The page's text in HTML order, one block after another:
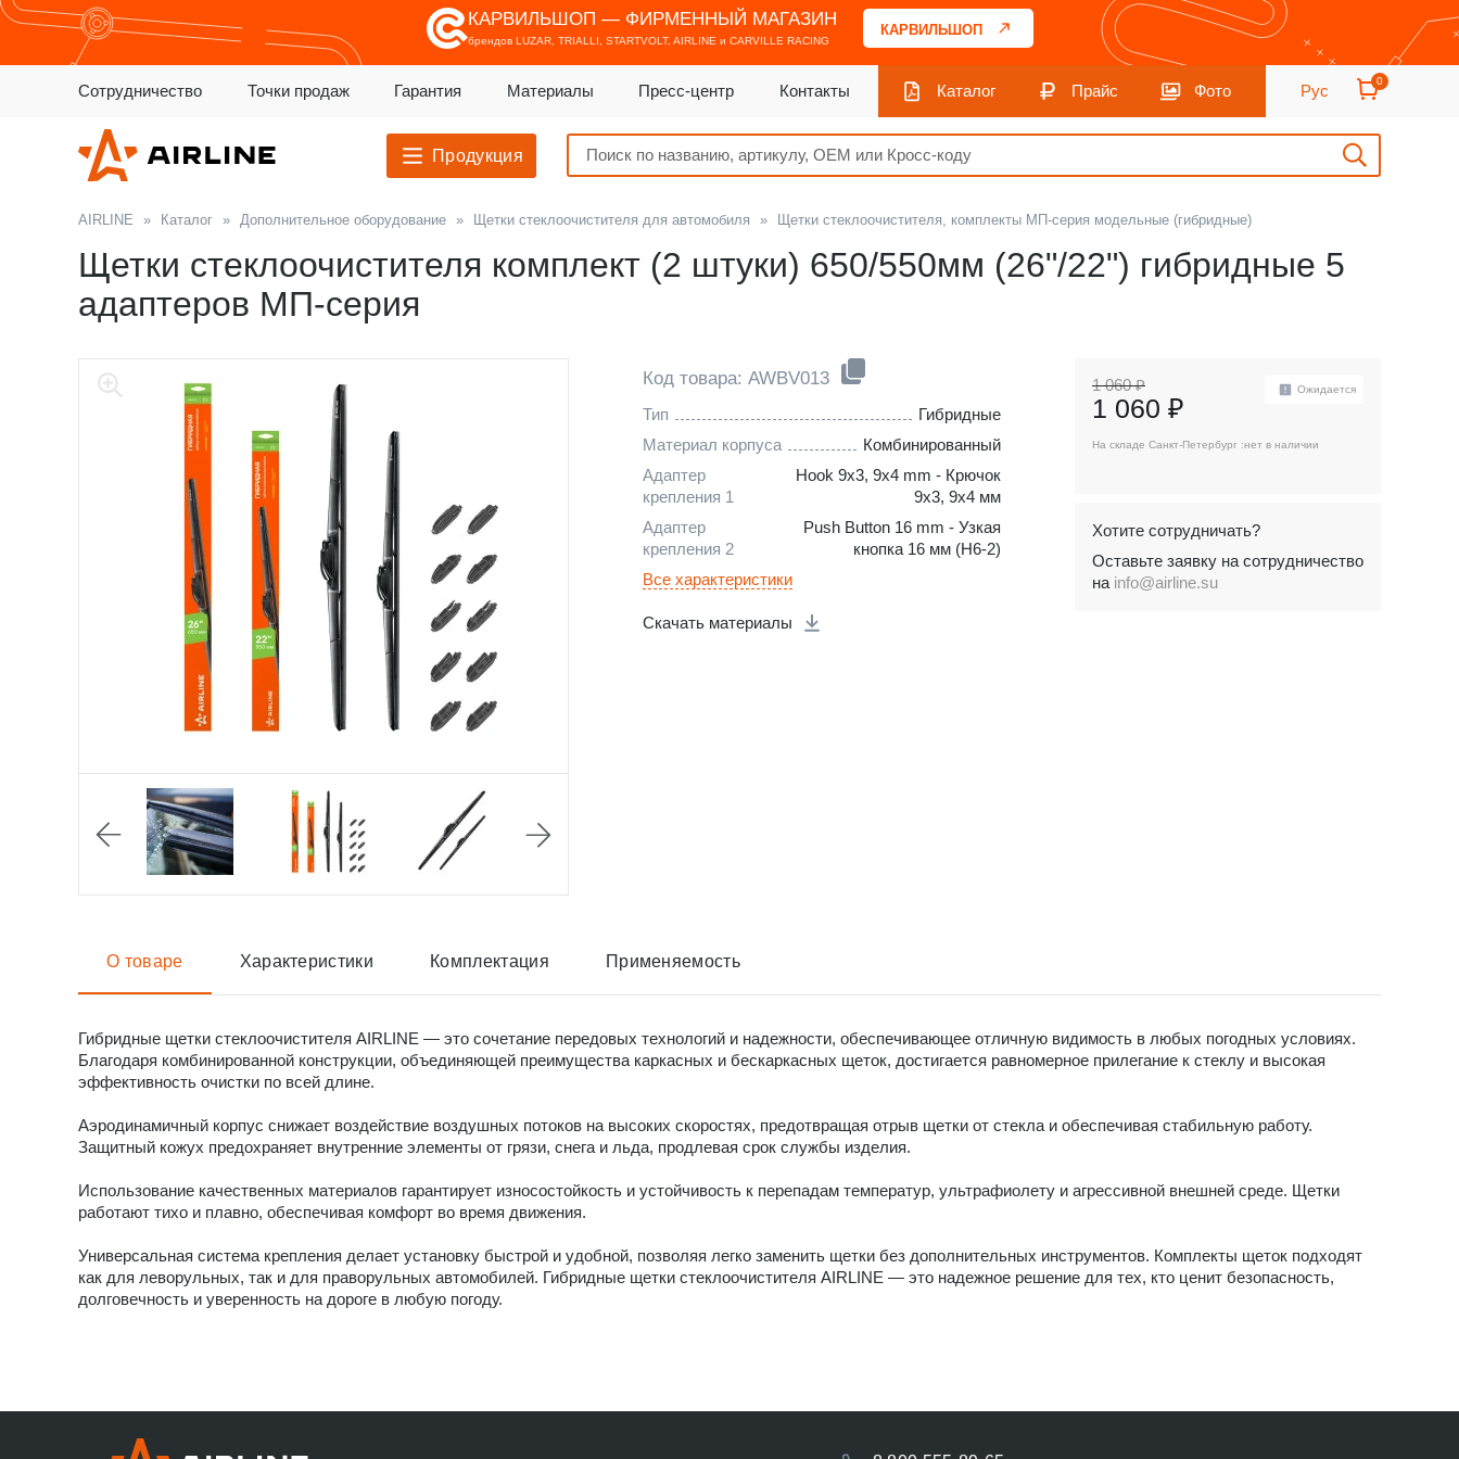
КАРВИЛЬШОП — ФИРМЕННЫЙ МАГАЗИН
брендов LUZAR, TRIALLI, STARTVOLT, AIRLINE и CARVILLE RACING
КАРВИЛЬШОП
Сотрудничество Точки продаж Гарантия Материалы Пресс-центр Контакты Каталог Прайс Фото Рус
0
Продукция
AIRLINE » Каталог » Дополнительное оборудование » Щетки стеклоочистителя для автомобиля » Щетки стеклоочистителя, комплекты МП-серия модельные (гибридные)
Щетки стеклоочистителя комплект (2 штуки) 650/550мм (26"/22") гибридные 5
адаптеров МП-серия
Код товара: AWBV013
Тип
Гибридные
Материал корпуса
Комбинированный
Адаптер
крепления 1
Hook 9x3, 9x4 mm - Крючок
9x3, 9x4 мм
Адаптер
крепления 2
Push Button 16 mm - Узкая
кнопка 16 мм (H6-2)
Все характеристики
Скачать материалы
1 060 ₽
1 060 ₽
Ожидается
На складе Санкт-Петербург :нет в наличии
Хотите сотрудничать?
Оставьте заявку на сотрудничество
на info@airline.su
О товаре Характеристики Комплектация Применяемость
Гибридные щетки стеклоочистителя AIRLINE — это сочетание передовых технологий и надежности, обеспечивающее отличную видимость в любых погодных условиях.
Благодаря комбинированной конструкции, объединяющей преимущества каркасных и бескаркасных щеток, достигается равномерное прилегание к стеклу и высокая
эффективность очистки по всей длине.
Аэродинамичный корпус снижает воздействие воздушных потоков на высоких скоростях, предотвращая отрыв щетки от стекла и обеспечивая стабильную работу.
Защитный кожух предохраняет внутренние элементы от грязи, снега и льда, продлевая срок службы изделия.
Использование качественных материалов гарантирует износостойкость и устойчивость к перепадам температур, ультрафиолету и агрессивной внешней среде. Щетки
работают тихо и плавно, обеспечивая комфорт во время движения.
Универсальная система крепления делает установку быстрой и удобной, позволяя легко заменить щетки без дополнительных инструментов. Комплекты щеток подходят
как для леворульных, так и для праворульных автомобилей. Гибридные щетки стеклоочистителя AIRLINE — это надежное решение для тех, кто ценит безопасность,
долговечность и уверенность на дороге в любую погоду.